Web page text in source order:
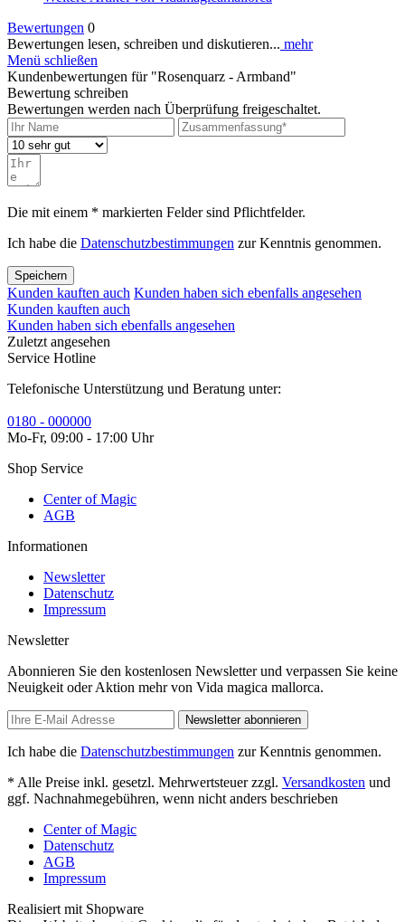
Bewertungen 0
Bewertungen lesen, schreiben und diskutieren... mehr
Menü schließen
Kundenbewertungen für "Rosenquarz - Armband"
Bewertung schreiben
Bewertungen werden nach Überprüfung freigeschaltet.
Die mit einem * markierten Felder sind Pflichtfelder.
Ich habe die Datenschutzbestimmungen zur Kenntnis genommen.
Speichern
Kunden kauften auch Kunden haben sich ebenfalls angesehen
Kunden kauften auch
Kunden haben sich ebenfalls angesehen
Zuletzt angesehen
Service Hotline
Telefonische Unterstützung und Beratung unter:
0180 - 000000
Mo-Fr, 09:00 - 17:00 Uhr
Shop Service
Center of Magic
AGB
Informationen
Newsletter
Datenschutz
Impressum
Newsletter
Abonnieren Sie den kostenlosen Newsletter und verpassen Sie keine
Neuigkeit oder Aktion mehr von Vida magica mallorca.
Newsletter abonnieren
Ich habe die Datenschutzbestimmungen zur Kenntnis genommen.
* Alle Preise inkl. gesetzl. Mehrwertsteuer zzgl. Versandkosten und
ggf. Nachnahmegebühren, wenn nicht anders beschrieben
Center of Magic
Datenschutz
AGB
Impressum
Realisiert mit Shopware